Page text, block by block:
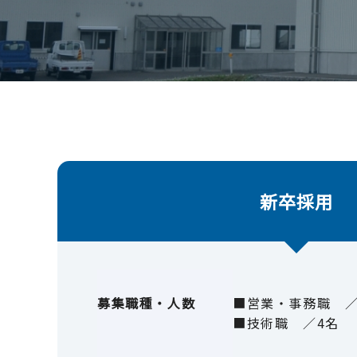
新卒採用
募集職種・人数
■営業・事務職
■技術職 ／4名